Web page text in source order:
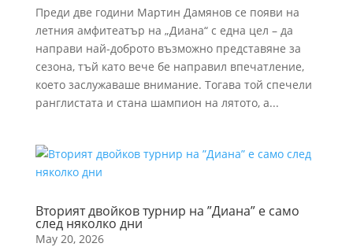
Преди две години Мартин Дамянов се появи на
летния амфитеатър на „Диана“ с една цел – да
направи най-доброто възможно представяне за
сезона, тъй като вече бе направил впечатление,
което заслужаваше внимание. Тогава той спечели
ранглистата и стана шампион на лятото, а...
Вторият двойков турнир на ”Диана” е само
след няколко дни
May 20, 2026